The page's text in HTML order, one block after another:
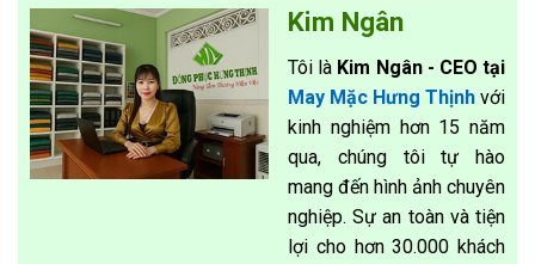
Kim Ngân
Tôi là Kim Ngân - CEO tại
May Mặc Hưng Thịnh với
kinh nghiệm hơn 15 năm
qua, chúng tôi tự hào
mang đến hình ảnh chuyên
nghiệp. Sự an toàn và tiện
lợi cho hơn 30.000 khách